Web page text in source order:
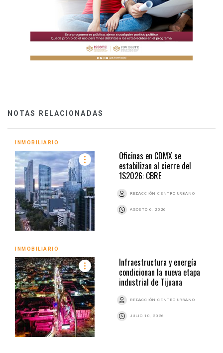
NOTAS RELACIONADAS
INMOBILIARIO
Oficinas en CDMX se
estabilizan al cierre del
1S2026: CBRE
REDACCIÓN CENTRO URBANO
AGOSTO 6, 2026
INMOBILIARIO
Infraestructura y energía
condicionan la nueva etapa
industrial de Tijuana
REDACCIÓN CENTRO URBANO
JULIO 10, 2026